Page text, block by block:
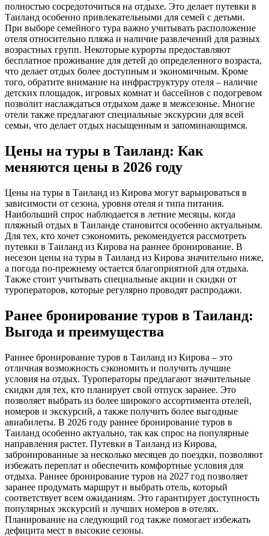
полностью сосредоточиться на отдыхе. Это делает путевки в
Таиланд особенно привлекательными для семей с детьми.
При выборе семейного тура важно учитывать расположение
отеля относительно пляжа и наличие развлечений для разных
возрастных групп. Некоторые курорты предоставляют
бесплатное проживание для детей до определенного возраста,
что делает отдых более доступным и экономичным. Кроме
того, обратите внимание на инфраструктуру отеля – наличие
детских площадок, игровых комнат и бассейнов с подогревом
позволит наслаждаться отдыхом даже в межсезонье. Многие
отели также предлагают специальные экскурсии для всей
семьи, что делает отдых насыщенным и запоминающимся.
Цены на туры в Таиланд: Как
меняются цены в 2026 году
Цены на туры в Таиланд из Кирова могут варьироваться в
зависимости от сезона, уровня отеля и типа питания.
Наибольший спрос наблюдается в летние месяцы, когда
пляжный отдых в Таиланде становится особенно актуальным.
Для тех, кто хочет сэкономить, рекомендуется рассмотреть
путевки в Таиланд из Кирова на раннее бронирование. В
несезон цены на туры в Таиланд из Кирова значительно ниже,
а погода по-прежнему остается благоприятной для отдыха.
Также стоит учитывать специальные акции и скидки от
туроператоров, которые регулярно проводят распродажи.
Ранее бронирование туров в Таиланд:
Выгода и преимущества
Раннее бронирование туров в Таиланд из Кирова – это
отличная возможность сэкономить и получить лучшие
условия на отдых. Туроператоры предлагают значительные
скидки для тех, кто планирует свой отпуск заранее. Это
позволяет выбрать из более широкого ассортимента отелей,
номеров и экскурсий, а также получить более выгодные
авиабилеты. В 2026 году раннее бронирование туров в
Таиланд особенно актуально, так как спрос на популярные
направления растет. Путевки в Таиланд из Кирова,
забронированные за несколько месяцев до поездки, позволяют
избежать переплат и обеспечить комфортные условия для
отдыха. Раннее бронирование туров на 2027 год позволяет
заранее продумать маршрут и выбрать отель, который
соответствует всем ожиданиям. Это гарантирует доступность
популярных экскурсий и лучших номеров в отелях.
Планирование на следующий год также помогает избежать
дефицита мест в высокие сезоны.